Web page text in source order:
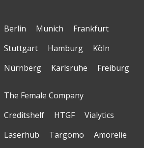
Berlin Munich
Frankfurt
Stuttgart
Hamburg
Köln
Nürnberg
Karlsruhe Freiburg
The Female Company
Creditshelf
HTGF
Vialytics
Laserhub
Targomo
Amorelie